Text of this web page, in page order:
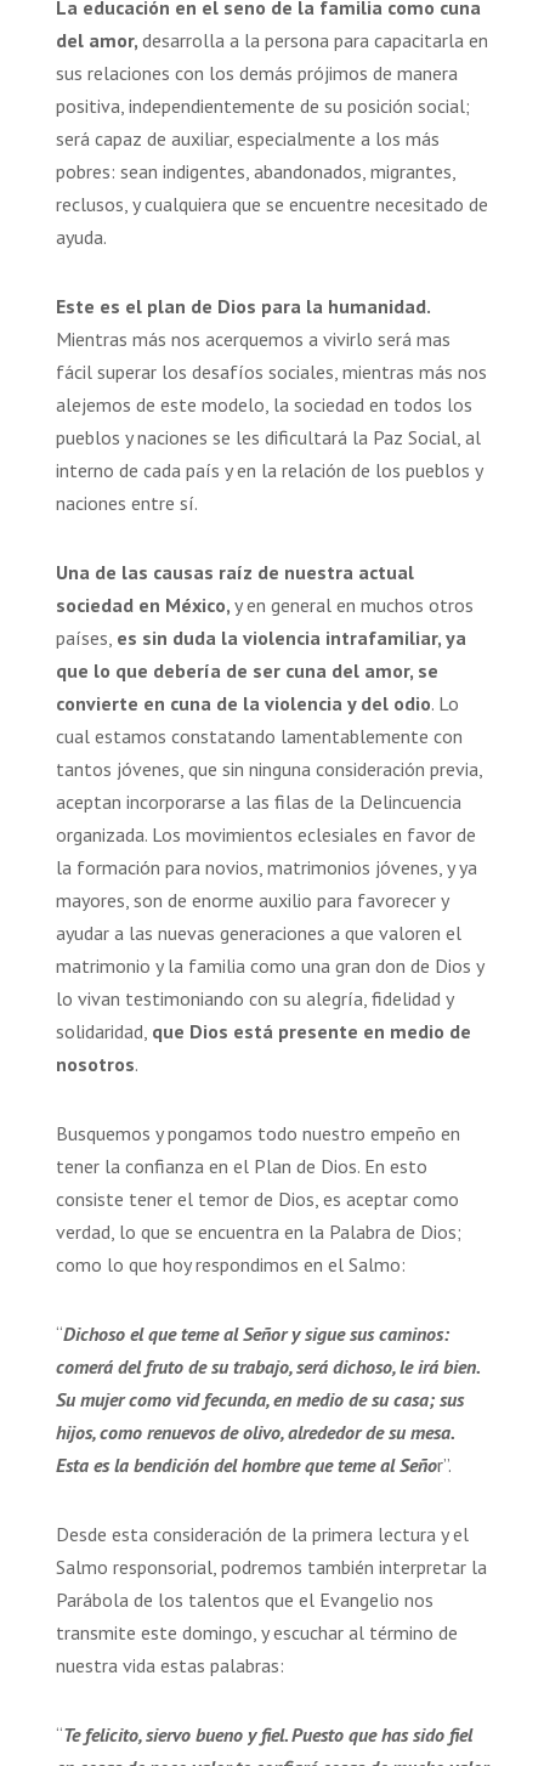
La educación en el seno de la familia como cuna
del amor, desarrolla a la persona para capacitarla en
sus relaciones con los demás prójimos de manera
positiva, independientemente de su posición social;
será capaz de auxiliar, especialmente a los más
pobres: sean indigentes, abandonados, migrantes,
reclusos, y cualquiera que se encuentre necesitado de
ayuda.
Este es el plan de Dios para la humanidad.
Mientras más nos acerquemos a vivirlo será mas
fácil superar los desafíos sociales, mientras más nos
alejemos de este modelo, la sociedad en todos los
pueblos y naciones se les dificultará la Paz Social, al
interno de cada país y en la relación de los pueblos y
naciones entre sí.
Una de las causas raíz de nuestra actual
sociedad en México, y en general en muchos otros
países, es sin duda la violencia intrafamiliar, ya
que lo que debería de ser cuna del amor, se
convierte en cuna de la violencia y del odio. Lo
cual estamos constatando lamentablemente con
tantos jóvenes, que sin ninguna consideración previa,
aceptan incorporarse a las filas de la Delincuencia
organizada. Los movimientos eclesiales en favor de
la formación para novios, matrimonios jóvenes, y ya
mayores, son de enorme auxilio para favorecer y
ayudar a las nuevas generaciones a que valoren el
matrimonio y la familia como una gran don de Dios y
lo vivan testimoniando con su alegría, fidelidad y
solidaridad, que Dios está presente en medio de
nosotros.
Busquemos y pongamos todo nuestro empeño en
tener la confianza en el Plan de Dios. En esto
consiste tener el temor de Dios, es aceptar como
verdad, lo que se encuentra en la Palabra de Dios;
como lo que hoy respondimos en el Salmo:
“Dichoso el que teme al Señor y sigue sus caminos:
comerá del fruto de su trabajo, será dichoso, le irá bien.
Su mujer como vid fecunda, en medio de su casa; sus
hijos, como renuevos de olivo, alrededor de su mesa.
Esta es la bendición del hombre que teme al Señor”.
Desde esta consideración de la primera lectura y el
Salmo responsorial, podremos también interpretar la
Parábola de los talentos que el Evangelio nos
transmite este domingo, y escuchar al término de
nuestra vida estas palabras:
“Te felicito, siervo bueno y fiel. Puesto que has sido fiel